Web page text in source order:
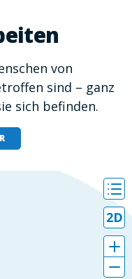
von
sind – ganz
sich befinden.